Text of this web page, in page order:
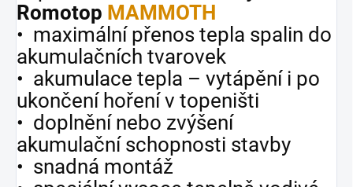
Romotop MAMMOTH
• maximální přenos tepla spalin do
akumulačních tvarovek
• akumulace tepla – vytápění i po
ukončení hoření v topeništi
• doplnění nebo zvýšení
akumulační schopnosti stavby
• snadná montáž